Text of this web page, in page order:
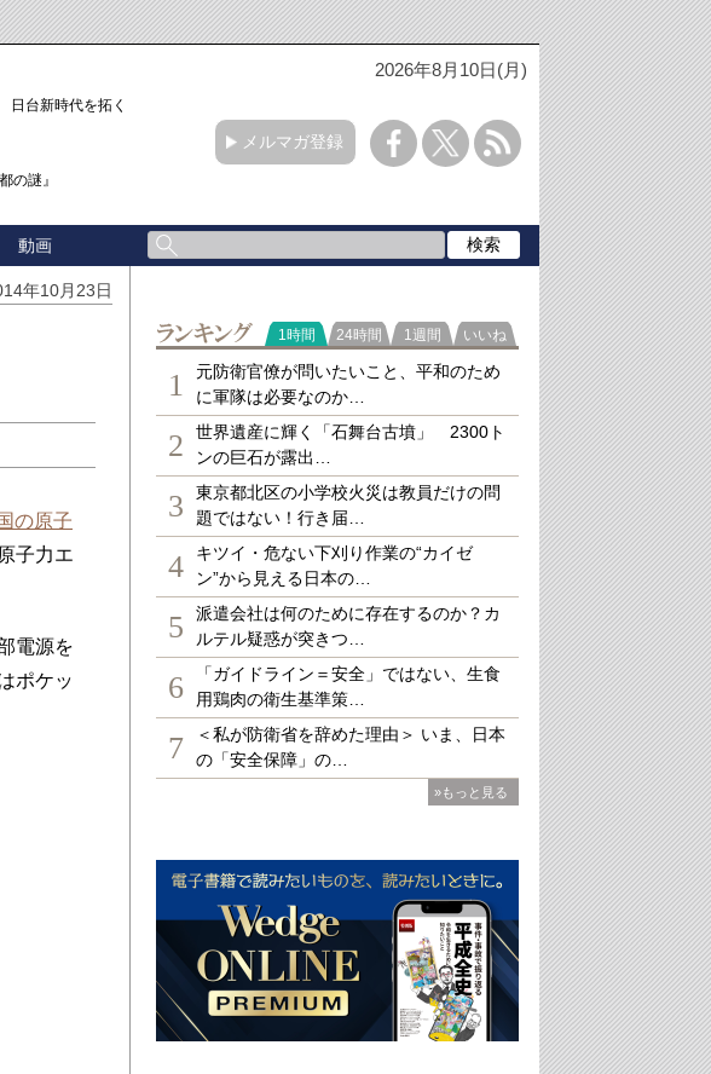
2026年8月10日(月)
台新時代を拓く「3
の謎』
メルマガ登録
動画
年10月23日
の原子
子力エ
電源を
ポケッ
ランキング
1時間 24時間 1週間 いいね
1
元防衛官僚が問いたいこと、平和のため
に軍隊は必要なのか…
2
世界遺産に輝く「石舞台古墳」 2300ト
ンの巨石が露出…
3
東京都北区の小学校火災は教員だけの問
題ではない！行き届…
4
キツイ・危ない下刈り作業の“カイゼ
ン”から見える日本の…
5
派遣会社は何のために存在するのか？カ
ルテル疑惑が突きつ…
6
「ガイドライン＝安全」ではない、生食
用鶏肉の衛生基準策…
7
＜私が防衛省を辞めた理由＞ いま、日本
の「安全保障」の…
»もっと見る